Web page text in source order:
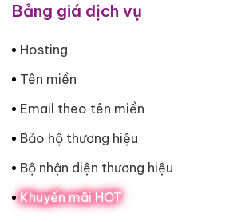
Bảng giá dịch vụ
Hosting
Tên miền
Email theo tên miền
Bảo hộ thương hiệu
Bộ nhận diện thương hiệu
Khuyến mãi HOT